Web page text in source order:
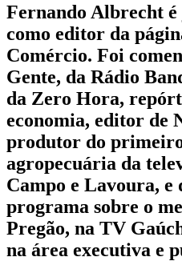
Fernando Albrecht
como editor da
Comércio. Foi
Gente, da Rádio
da Zero Hora,
economia, editor de
produtor do
agropecuária da
Campo e Lavoura, e
programa sobre o
Pregão, na TV
na área executiva e